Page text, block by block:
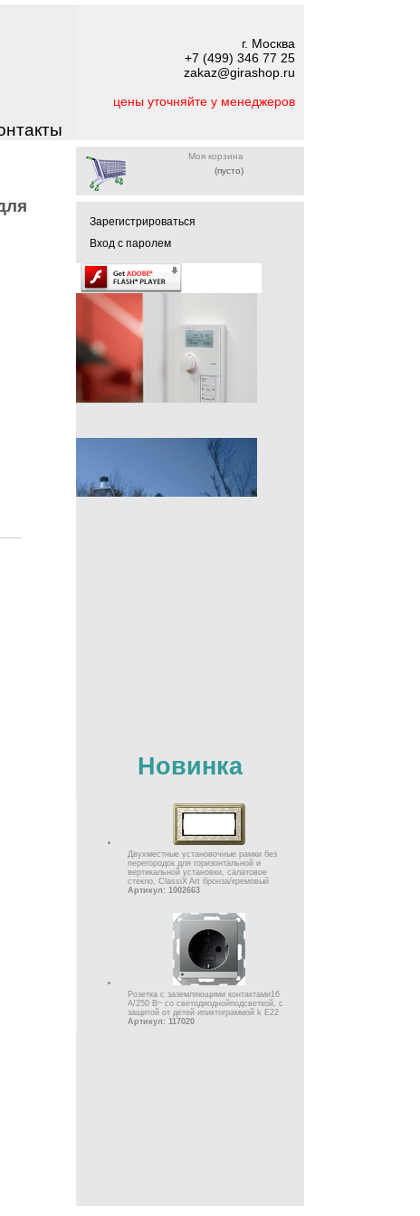
г. Москва
+7 (499) 346 77 25
zakaz@girashop.ru
цены уточняйте у менеджеров
Моя корзина
(пусто)
Зарегистрироваться
Вход с паролем
Новинка
Двухместные установочные рамки без
перегородок для горизонтальной и
вертикальной установки, салатовое
стекло, ClassiX Art бронза/кремовый
Артикул: 1002663
Pозетка с заземляющими контактами16
А/250 В~ со светодиоднойподсветкой, с
защитой от детей ипиктогpаммой k Е22
Артикул: 117020